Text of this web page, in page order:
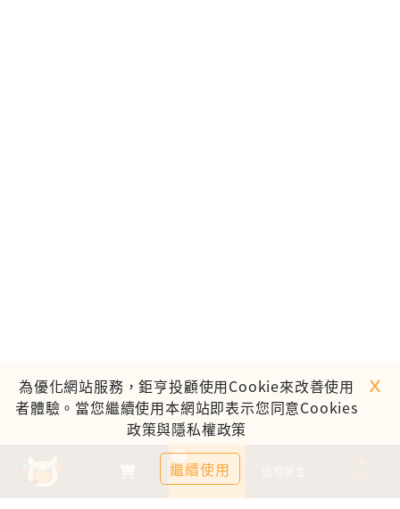
基金比較
0
為優化網站服務，鉅亨投顧使用Cookie來改善使用
者體驗。當您繼續使用本網站即表示您同意Cookies
政策與隱私權政策
繼續使用
ｘ